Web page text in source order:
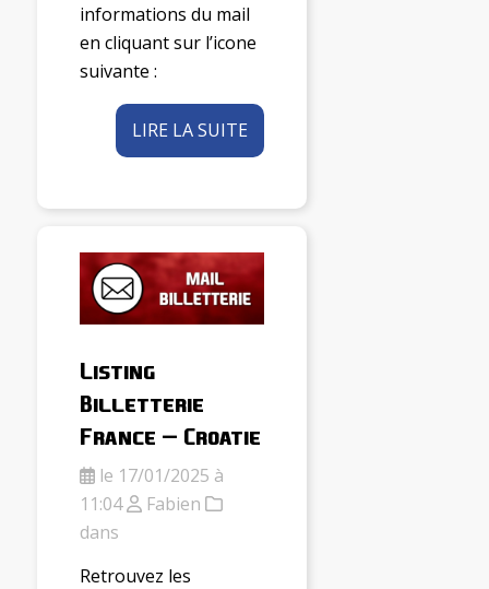
informations du mail
en cliquant sur l’icone
suivante :
LIRE LA SUITE
Listing
Billetterie
France – Croatie
le 17/01/2025 à
11:04
Fabien
dans
Retrouvez les